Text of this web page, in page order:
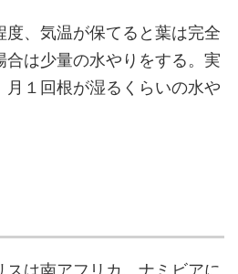
、気温が保てると葉は完全
合は少量の水やりをする。実
１回根が湿るくらいの水や